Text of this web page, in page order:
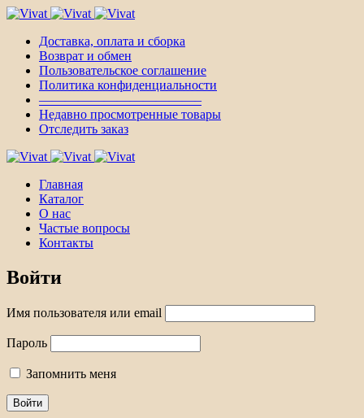
Доставка, оплата и сборка
Возврат и обмен
Пользовательское соглашение
Политика конфиденциальности
————————————–
Недавно просмотренные товары
Отследить заказ
Главная
Каталог
О нас
Частые вопросы
Контакты
Войти
Имя пользователя или email
Пароль
Запомнить меня